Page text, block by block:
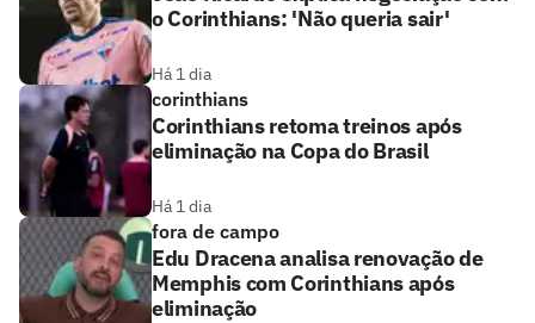
o Corinthians: 'Não queria sair'
Há 1 dia
corinthians
Corinthians retoma treinos após
eliminação na Copa do Brasil
Há 1 dia
fora de campo
Edu Dracena analisa renovação de
Memphis com Corinthians após
eliminação